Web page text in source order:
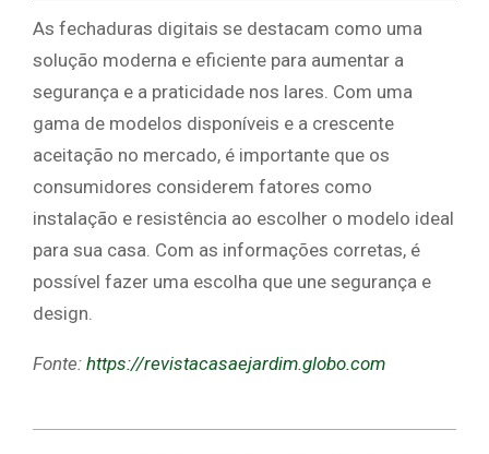
As fechaduras digitais se destacam como uma
solução moderna e eficiente para aumentar a
segurança e a praticidade nos lares. Com uma
gama de modelos disponíveis e a crescente
aceitação no mercado, é importante que os
consumidores considerem fatores como
instalação e resistência ao escolher o modelo ideal
para sua casa. Com as informações corretas, é
possível fazer uma escolha que une segurança e
design.
Fonte: https://revistacasaejardim.globo.com